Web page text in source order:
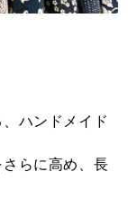
ハンドメイド
らに高め、長